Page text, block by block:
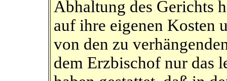
Abhaltung des Gerichts
auf ihre eigenen Kosten
von den zu
dem Erzbischof nur das